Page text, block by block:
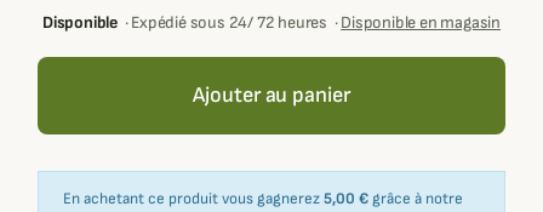
Disponible·Expédié sous 24/ 72 heures ·Disponible en magasin
Ajouter au panier
En achetant ce produit vous gagnerez5,00 € grâce à notre